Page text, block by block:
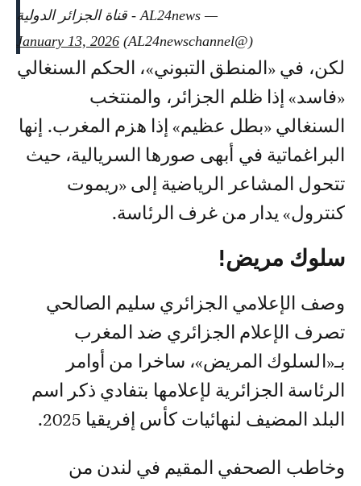
— AL24news - قناة الجزائر الدولية
(@AL24newschannel)
January 13, 2026
لكن، في «المنطق التبوني»، الحكم السنغالي
«فاسد» إذا ظلم الجزائر، والمنتخب
السنغالي «بطل عظيم» إذا هزم المغرب. إنها
البراغماتية في أبهى صورها السريالية، حيث
تتحول المشاعر الرياضية إلى «ريموت
كنترول» يدار من غرف الرئاسة.
سلوك مريض!
وصف الإعلامي الجزائري سليم الصالحي
تصرف الإعلام الجزائري ضد المغرب
بـ«السلوك المريض»، ساخرا من أوامر
الرئاسة الجزائرية لإعلامها بتفادي ذكر اسم
البلد المضيف لنهائيات كأس إفريقيا 2025.
وخاطب الصحفي المقيم في لندن من